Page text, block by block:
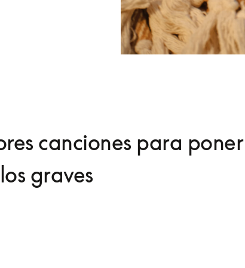
canciones para
graves